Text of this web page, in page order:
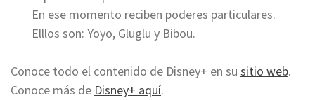
En ese momento reciben poderes particulares.
Elllos son: Yoyo, Gluglu y Bibou.
Conoce todo el contenido de Disney+ en su sitio web.
Conoce más de Disney+ aquí.